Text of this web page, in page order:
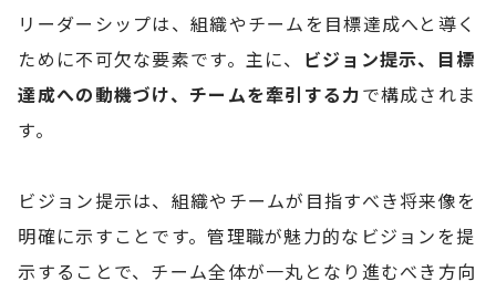
リーダーシップは、組織やチームを目標達成へと導く
ために不可欠な要素です。主に、 ビジョン提示、目標
達成への動機づけ、チームを牽引する力で構成されま
す。
ビジョン提示は、組織やチームが目指すべき将来像を
明確に示すことです。管理職が魅力的なビジョンを提
示することで、チーム全体が一丸となり進むべき方向